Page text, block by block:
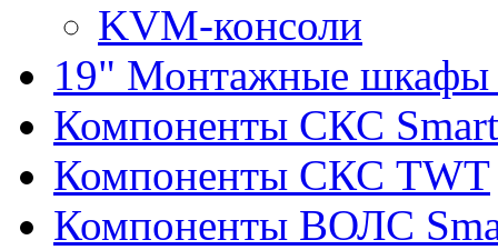
KVM-консоли
19" Монтажные шкафы
Компоненты СКС
Компоненты СКС TWT
Компоненты ВОЛС